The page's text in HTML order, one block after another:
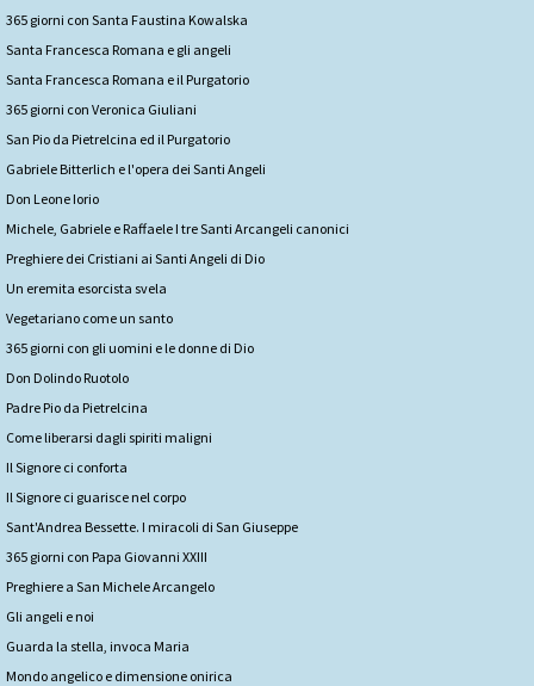
365 giorni con Santa Faustina Kowalska
Santa Francesca Romana e gli angeli
Santa Francesca Romana e il Purgatorio
365 giorni con Veronica Giuliani
San Pio da Pietrelcina ed il Purgatorio
Gabriele Bitterlich e l'opera dei Santi Angeli
Don Leone Iorio
Michele, Gabriele e Raffaele I tre Santi Arcangeli canonici
Preghiere dei Cristiani ai Santi Angeli di Dio
Un eremita esorcista svela
Vegetariano come un santo
365 giorni con gli uomini e le donne di Dio
Don Dolindo Ruotolo
Padre Pio da Pietrelcina
Come liberarsi dagli spiriti maligni
Il Signore ci conforta
Il Signore ci guarisce nel corpo
Sant'Andrea Bessette. I miracoli di San Giuseppe
365 giorni con Papa Giovanni XXIII
Preghiere a San Michele Arcangelo
Gli angeli e noi
Guarda la stella, invoca Maria
Mondo angelico e dimensione onirica